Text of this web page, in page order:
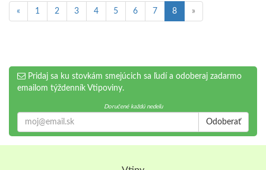
« 1 2 3 4 5 6 7 8 »
Pridaj sa ku stovkám smejúcich sa ľudí a odoberaj zadarmo
emailom týždenník Vtipoviny.
Doručené každú nedeľu
Odoberať